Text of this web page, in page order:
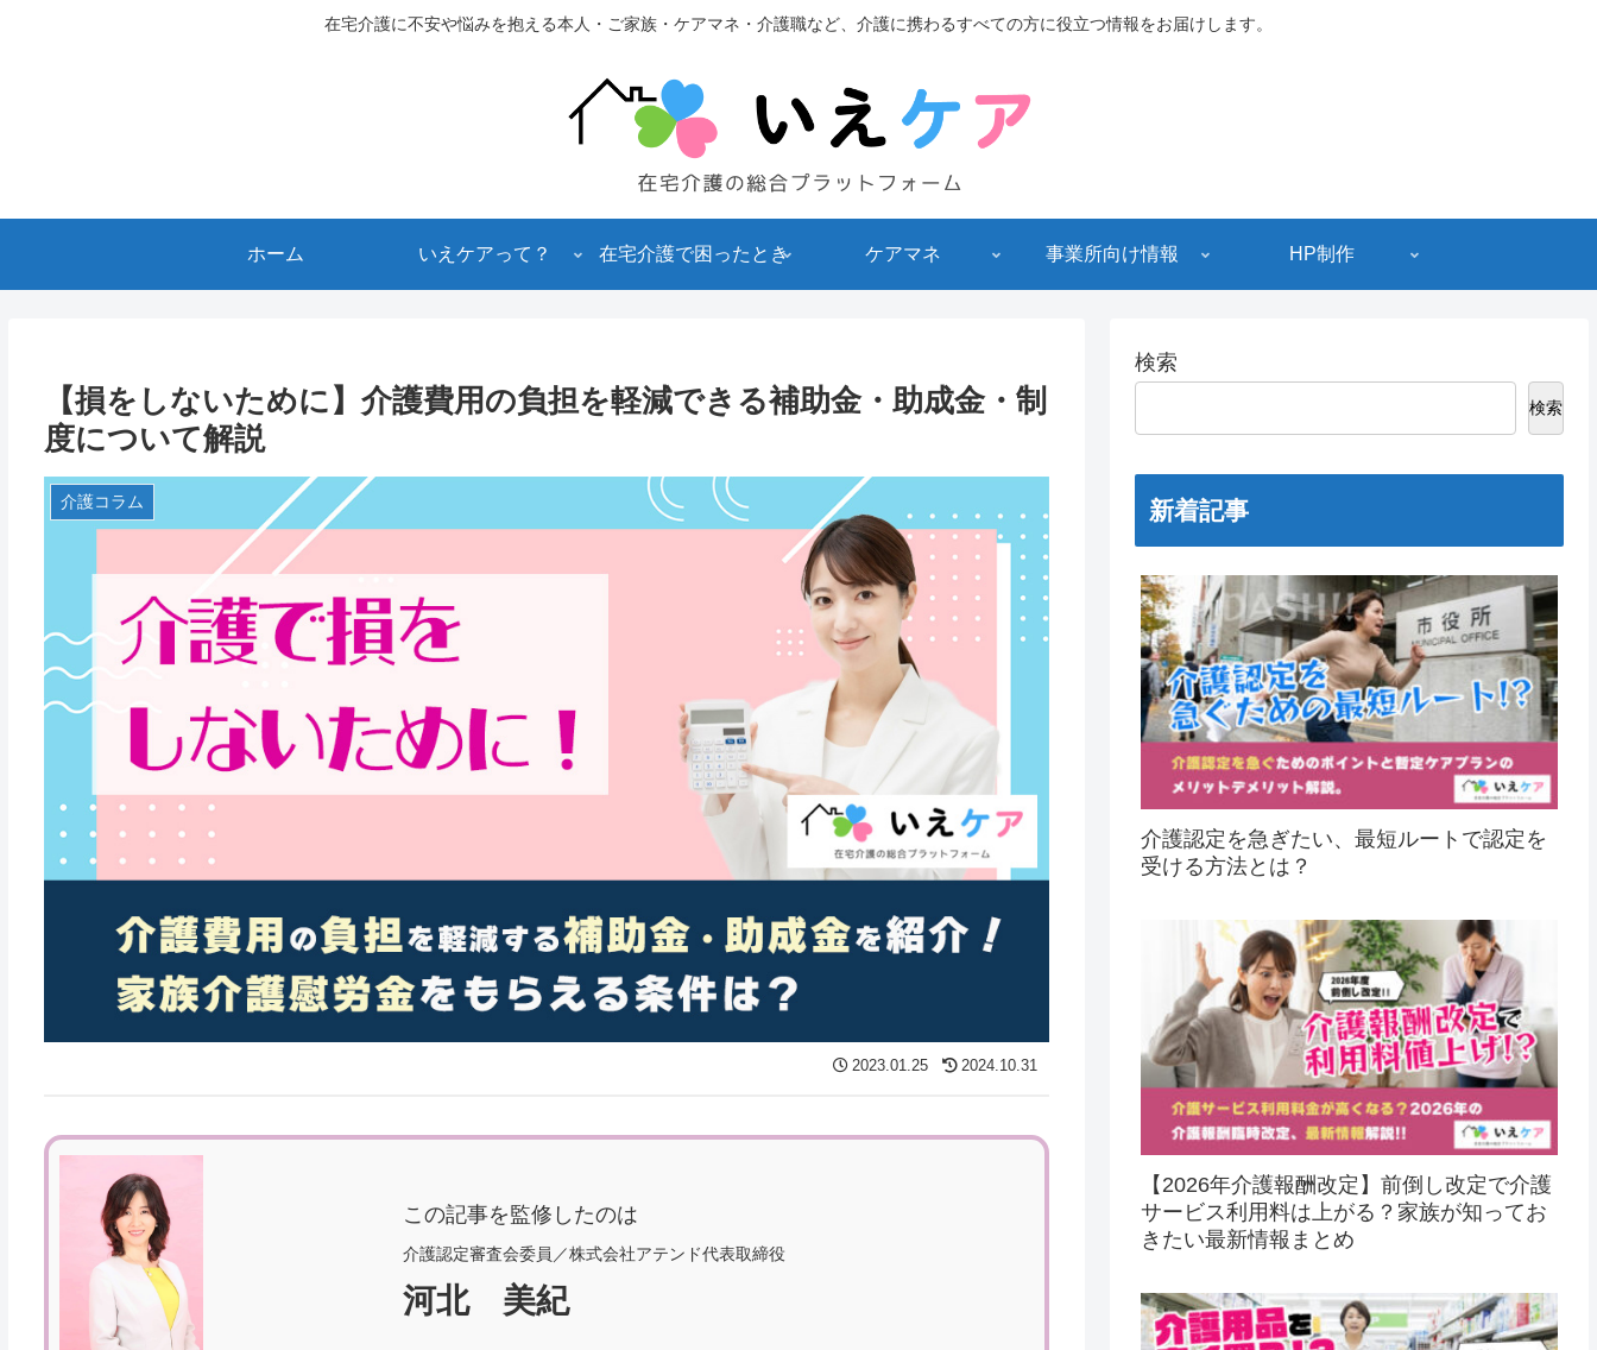
在宅介護に不安や悩みを抱える本人・ご家族・ケアマネ・介護職など、介護に携わるすべての方に役立つ情報をお届けします。
ホーム いえケアって？ 在宅介護で困ったとき ケアマネ 事業所向け情報 HP制作
【損をしないために】介護費用の負担を軽減できる補助金・助成金・制
度について解説
介護コラム
2023.01.25 2024.10.31
この記事を監修したのは
介護認定審査会委員／株式会社アテンド代表取締役
河北 美紀
検索
検索
新着記事
介護認定を急ぎたい、最短ルートで認定を
受ける方法とは？
【2026年介護報酬改定】前倒し改定で介護
サービス利用料は上がる？家族が知ってお
きたい最新情報まとめ